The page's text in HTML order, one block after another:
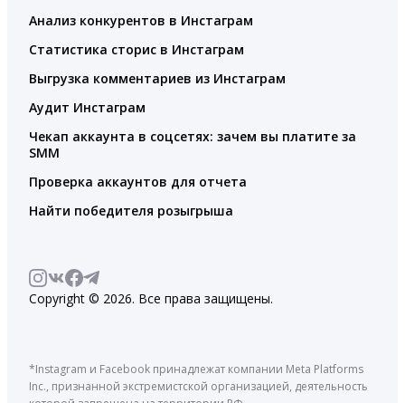
Анализ конкурентов в Инстаграм
Статистика сторис в Инстаграм
Выгрузка комментариев из Инстаграм
Аудит Инстаграм
Чекап аккаунта в соцсетях: зачем вы платите за
SMM
Проверка аккаунтов для отчета
Найти победителя розыгрыша
Copyright © 2026. Все права защищены.
*Instagram и Facebook принадлежат компании Meta Platforms
Inc., признанной экстремистской организацией, деятельность